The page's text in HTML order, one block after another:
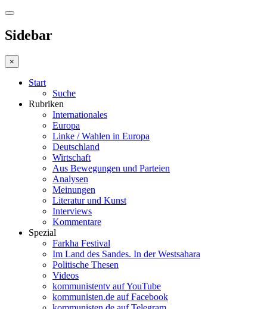
Sidebar
×
Start
Suche
Rubriken
Internationales
Europa
Linke / Wahlen in Europa
Deutschland
Wirtschaft
Aus Bewegungen und Parteien
Analysen
Meinungen
Literatur und Kunst
Interviews
Kommentare
Spezial
Farkha Festival
Im Land des Sandes. In der Westsahara
Politische Thesen
Videos
kommunistentv auf YouTube
kommunisten.de auf Facebook